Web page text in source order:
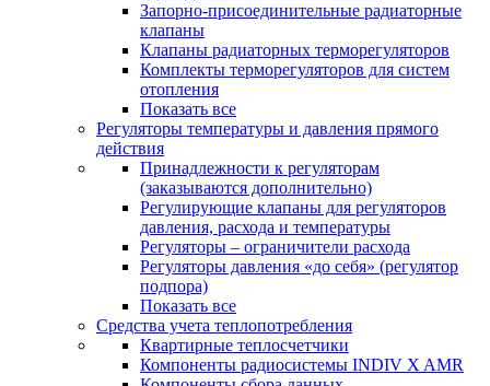
Запорно-присоединительные радиаторные
клапаны
Клапаны радиаторных терморегуляторов
Комплекты терморегуляторов для систем
отопления
Показать все
Регуляторы температуры и давления прямого
действия
Принадлежности к регуляторам
(заказываются дополнительно)
Регулирующие клапаны для регуляторов
давления, расхода и температуры
Регуляторы – ограничители расхода
Регуляторы давления «до себя» (регулятор
подпора)
Показать все
Средства учета теплопотребления
Квартирные теплосчетчики
Компоненты радиосистемы INDIV X AMR